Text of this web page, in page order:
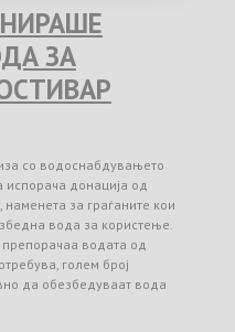
ЗА
со водоснабдувањето
испорача донација од
за граѓаните кои
вода за користење.
водата од
голем број
да обезбедуваат вода